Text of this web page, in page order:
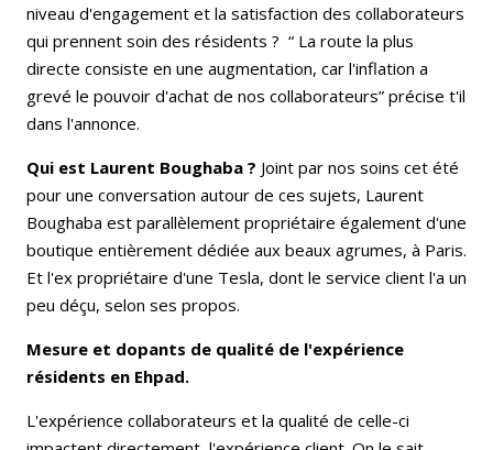
niveau d'engagement et la satisfaction des collaborateurs
qui prennent soin des résidents ? “ La route la plus
directe consiste en une augmentation, car l'inflation a
grevé le pouvoir d'achat de nos collaborateurs” précise t'il
dans l'annonce.
Qui est Laurent Boughaba ? Joint par nos soins cet été
pour une conversation autour de ces sujets, Laurent
Boughaba est parallèlement propriétaire également d'une
boutique entièrement dédiée aux beaux agrumes, à Paris.
Et l'ex propriétaire d'une Tesla, dont le service client l'a un
peu déçu, selon ses propos.
Mesure et dopants de qualité de l'expérience
résidents en Ehpad.
L'expérience collaborateurs et la qualité de celle-ci